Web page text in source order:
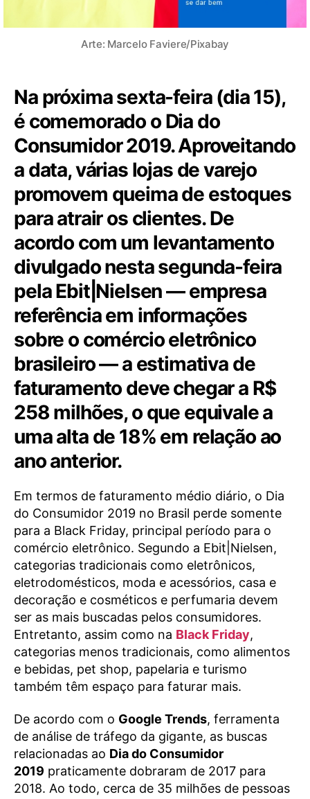
Arte: Marcelo Faviere/Pixabay
Na próxima sexta-feira (dia 15),
é comemorado o Dia do
Consumidor 2019. Aproveitando
a data, várias lojas de varejo
promovem queima de estoques
para atrair os clientes. De
acordo com um levantamento
divulgado nesta segunda-feira
pela Ebit|Nielsen — empresa
referência em informações
sobre o comércio eletrônico
brasileiro — a estimativa de
faturamento deve chegar a R$
258 milhões, o que equivale a
uma alta de 18% em relação ao
ano anterior.
Em termos de faturamento médio diário, o Dia
do Consumidor 2019 no Brasil perde somente
para a Black Friday, principal período para o
comércio eletrônico. Segundo a Ebit|Nielsen,
categorias tradicionais como eletrônicos,
eletrodomésticos, moda e acessórios, casa e
decoração e cosméticos e perfumaria devem
ser as mais buscadas pelos consumidores.
Entretanto, assim como na Black Friday,
categorias menos tradicionais, como alimentos
e bebidas, pet shop, papelaria e turismo
também têm espaço para faturar mais.
De acordo com o Google Trends, ferramenta
de análise de tráfego da gigante, as buscas
relacionadas ao Dia do Consumidor
2019 praticamente dobraram de 2017 para
2018. Ao todo, cerca de 35 milhões de pessoas